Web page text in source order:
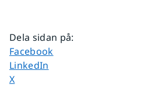
Dela sidan på:
Dela sidan på
Facebook
Dela sidan på
LinkedIn
Dela sidan på
X